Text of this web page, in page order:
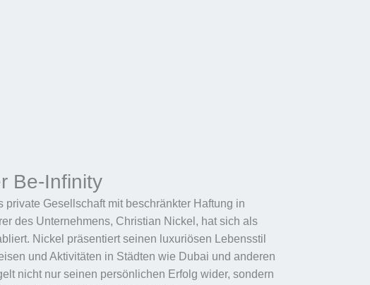
Be-Infinity
Gesellschaft mit beschränkter Haftung in
des Unternehmens, Christian Nickel, hat sich als
Nickel präsentiert seinen luxuriösen Lebensstil
und Aktivitäten in Städten wie Dubai und anderen
nicht nur seinen persönlichen Erfolg wider, sondern